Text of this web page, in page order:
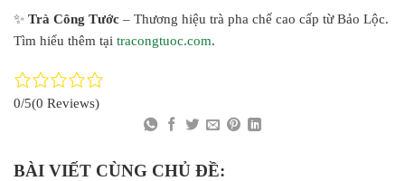
✨ Trà Công Tước – Thương hiệu trà pha chế cao cấp từ Bảo Lộc.
Tìm hiểu thêm tại tracongtuoc.com.
0/5(0 Reviews)
BÀI VIẾT CÙNG CHỦ ĐỀ: